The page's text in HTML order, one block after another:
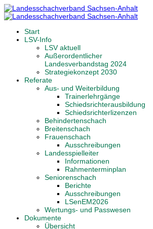
Start
LSV-Info
LSV aktuell
Außerordentlicher
Landesverbandstag 2024
Strategiekonzept 2030
Referate
Aus- und Weiterbildung
Trainerlehrgänge
Schiedsrichterausbildung
Schiedsrichterlizenzen
Behindertenschach
Breitenschach
Frauenschach
Ausschreibungen
Landesspielleiter
Informationen
Rahmenterminplan
Seniorenschach
Berichte
Ausschreibungen
LSenEM2026
Wertungs- und Passwesen
Dokumente
Übersicht